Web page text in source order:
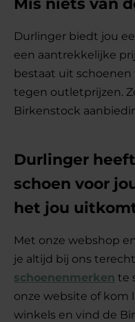
Durlinger biedt jou
een aantrekkelijke
bestaat uit
tegen outletprijzen.
Birkenstock
Durlinger
schoen voor
het jou
Met onze webshop
je altijd bij ons
schoenenmerken te
onze website of kom
winkels en vind de